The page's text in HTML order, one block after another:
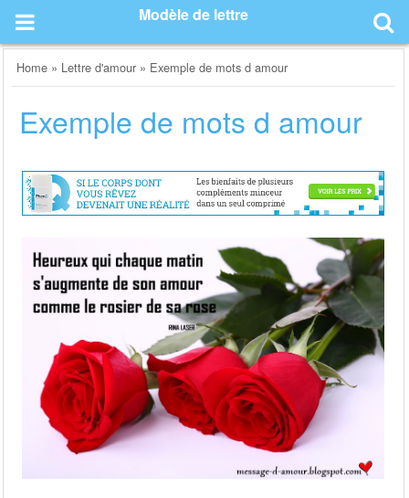
content
Modèle de lettre
Home » Lettre d'amour » Exemple de mots d amour
Exemple de mots d amour